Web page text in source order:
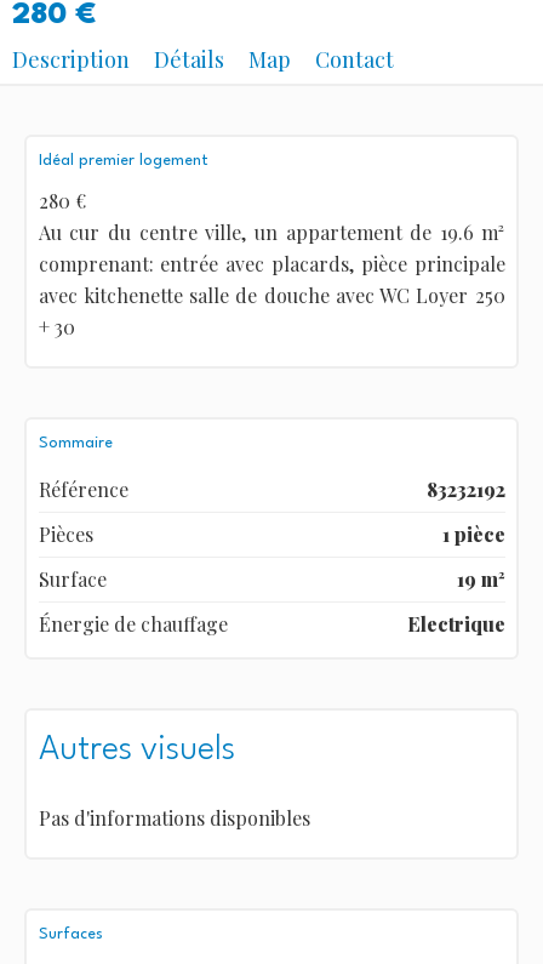
280 €
Description
Détails Map Contact
Idéal premier logement
280 €
Au cur du centre ville, un appartement de 19.6 m²
comprenant: entrée avec placards, pièce principale
avec kitchenette salle de douche avec WC Loyer 250
+ 30
Sommaire
Référence
83232192
Pièces
1 pièce
Surface
19 m²
Énergie de chauffage
Electrique
Autres visuels
Pas d'informations disponibles
Surfaces